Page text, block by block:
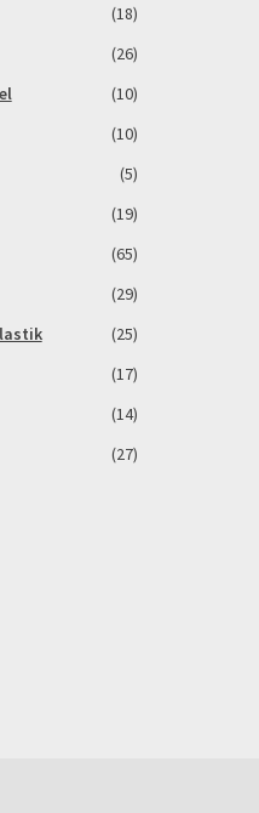
(18)
(26)
(10)
(10)
(5)
(19)
(65)
(29)
(25)
(17)
(14)
(27)